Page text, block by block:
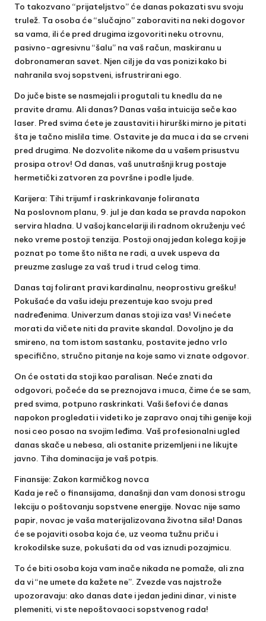
To takozvano “prijateljstvo” će danas pokazati svu svoju
trulež. Ta osoba će “slučajno” zaboraviti na neki dogovor
sa vama, ili će pred drugima izgovoriti neku otrovnu,
pasivno-agresivnu “šalu” na vaš račun, maskiranu u
dobronameran savet. Njen cilj je da vas ponizi kako bi
nahranila svoj sopstveni, isfrustrirani ego.
Do juče biste se nasmejali i progutali tu knedlu da ne
pravite dramu. Ali danas? Danas vaša intuicija seče kao
laser. Pred svima ćete je zaustaviti i hirurški mirno je pitati
šta je tačno mislila time. Ostavite je da muca i da se crveni
pred drugima. Ne dozvolite nikome da u vašem prisustvu
prosipa otrov! Od danas, vaš unutrašnji krug postaje
hermetički zatvoren za površne i podle ljude.
Karijera: Tihi trijumf i raskrinkavanje foliranata
Na poslovnom planu, 9. jul je dan kada se pravda napokon
servira hladna. U vašoj kancelariji ili radnom okruženju već
neko vreme postoji tenzija. Postoji onaj jedan kolega koji je
poznat po tome što ništa ne radi, a uvek uspeva da
preuzme zasluge za vaš trud i trud celog tima.
Danas taj folirant pravi kardinalnu, neoprostivu grešku!
Pokušaće da vašu ideju prezentuje kao svoju pred
nadređenima. Univerzum danas stoji iza vas! Vi nećete
morati da vičete niti da pravite skandal. Dovoljno je da
smireno, na tom istom sastanku, postavite jedno vrlo
specifično, stručno pitanje na koje samo vi znate odgovor.
On će ostati da stoji kao paralisan. Neće znati da
odgovori, počeće da se preznojava i muca, čime će se sam,
pred svima, potpuno raskrinkati. Vaši šefovi će danas
napokon progledati i videti ko je zapravo onaj tihi genije koji
nosi ceo posao na svojim leđima. Vaš profesionalni ugled
danas skače u nebesa, ali ostanite prizemljeni i ne likujte
javno. Tiha dominacija je vaš potpis.
Finansije: Zakon karmičkog novca
Kada je reč o finansijama, današnji dan vam donosi strogu
lekciju o poštovanju sopstvene energije. Novac nije samo
papir, novac je vaša materijalizovana životna sila! Danas
će se pojaviti osoba koja će, uz veoma tužnu priču i
krokodilske suze, pokušati da od vas iznudi pozajmicu.
To će biti osoba koja vam inače nikada ne pomaže, ali zna
da vi “ne umete da kažete ne”. Zvezde vas najstrože
upozoravaju: ako danas date i jedan jedini dinar, vi niste
plemeniti, vi ste nepoštovaoci sopstvenog rada!